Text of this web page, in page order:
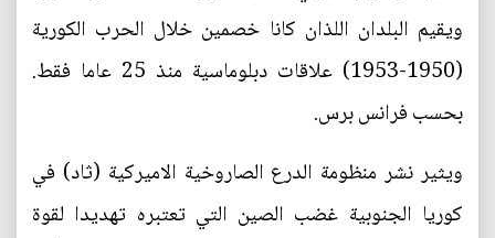
ويقيم البلدان اللذان كانا خصمين خلال الحرب الكورية
(1950-1953) علاقات دبلوماسية منذ 25 عاما فقط.
بحسب فرانس برس.
ويثير نشر منظومة الدرع الصاروخية الاميركية (ثاد) في
كوريا الجنوبية غضب الصين التي تعتبره تهديدا لقوة